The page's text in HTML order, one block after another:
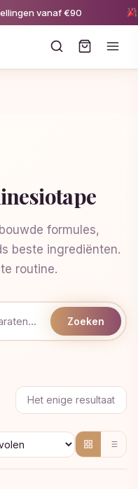
vanaf €90
formules,
beste ingrediënten.
routine.
Zoeken
Het enige resultaat